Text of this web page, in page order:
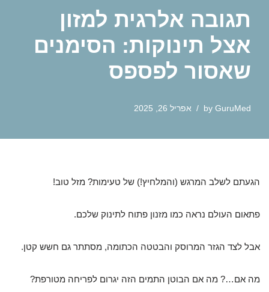
תגובה אלרגית למזון
אצל תינוקות: הסימנים
שאסור לפספס
by GuruMed אפריל 26, 2025
הגעתם לשלב המרגש (והמלחיץ!) של טעימות? מזל טוב!
פתאום העולם נראה כמו מזנון פתוח לתינוק שלכם.
אבל לצד הגזר המרוסק והבטטה הכתומה, מסתתר גם חשש קטן.
מה אם…? מה אם הבוטן התמים הזה יגרום לפריחה מטורפת?